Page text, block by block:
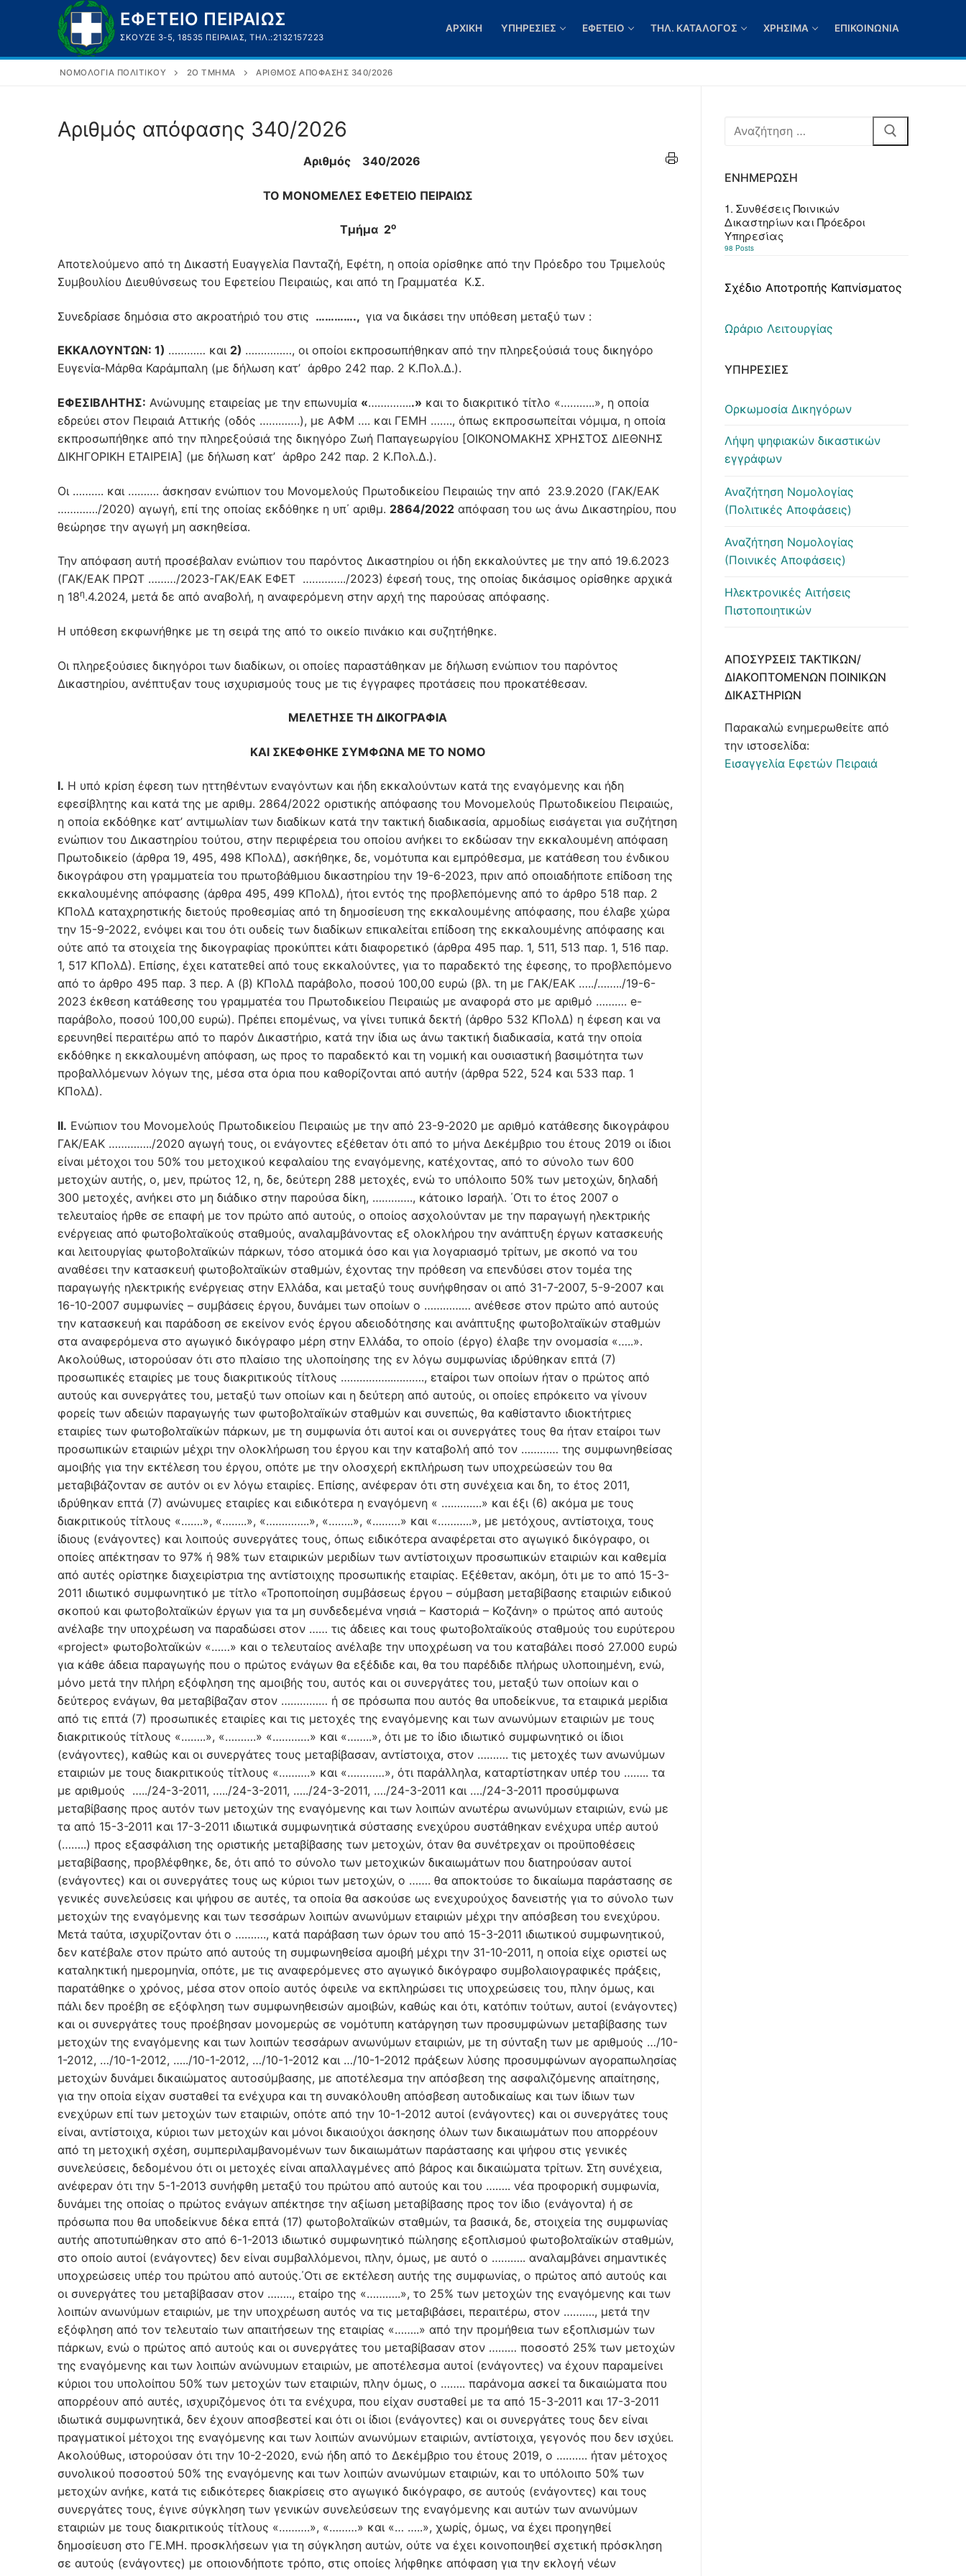
περιεχόμενο
ΕΦΕΤΕΙΟ ΠΕΙΡΑΙΩΣ
ΣΚΟΥΖΈ 3-5, 18535 ΠΕΙΡΑΙΆΣ, ΤΗΛ.:2132157223
ΑΡΧΙΚΉ ΥΠΗΡΕΣΊΕΣ ΕΦΕΤΕΊΟ ΤΗΛ. ΚΑΤΆΛΟΓΟΣ ΧΡΉΣΙΜΑ ΕΠΙΚΟΙΝΩΝΊΑ
ΝΟΜΟΛΟΓΊΑ ΠΟΛΙΤΙΚΟΎ 2Ο ΤΜΉΜΑ ΑΡΙΘΜΌΣ ΑΠΌΦΑΣΗΣ 340/2026
Αριθμός απόφασης 340/2026
Αριθμός 340/2026
ΤΟ ΜΟΝΟΜΕΛΕΣ ΕΦΕΤΕΙΟ ΠΕΙΡΑΙΩΣ
Τμήμα 2ο
Αποτελούμενο από τη Δικαστή Ευαγγελία Πανταζή, Εφέτη, η οποία ορίσθηκε από την Πρόεδρο του Τριμελούς
Συμβουλίου Διευθύνσεως του Εφετείου Πειραιώς, και από τη Γραμματέα K.Σ.
Συνεδρίασε δημόσια στο ακροατήριό του στις …………., για να δικάσει την υπόθεση μεταξύ των :
ΕΚΚΑΛΟΥΝΤΩΝ: 1) ………… και 2) ……………, οι οποίοι εκπροσωπήθηκαν από την πληρεξούσιά τους δικηγόρο
Ευγενία-Μάρθα Καράμπαλη (με δήλωση κατ’ άρθρο 242 παρ. 2 Κ.Πολ.Δ.).
ΕΦΕΣΙΒΛΗΤΗΣ: Ανώνυμης εταιρείας με την επωνυμία «…………...» και το διακριτικό τίτλο «………..», η οποία
εδρεύει στον Πειραιά Αττικής (οδός ………….), με ΑΦΜ …. και ΓΕΜΗ ……., όπως εκπροσωπείται νόμιμα, η οποία
εκπροσωπήθηκε από την πληρεξούσιά της δικηγόρο Ζωή Παπαγεωργίου [ΟΙΚΟΝΟΜΑΚΗΣ ΧΡΗΣΤΟΣ ΔΙΕΘΝΗΣ
ΔΙΚΗΓΟΡΙΚΗ ΕΤΑΙΡΕΙΑ] (με δήλωση κατ’ άρθρο 242 παρ. 2 Κ.Πολ.Δ.).
Οι ………. και ………. άσκησαν ενώπιον του Μονομελούς Πρωτοδικείου Πειραιώς την από 23.9.2020 (ΓΑΚ/ΕΑΚ
…………./2020) αγωγή, επί της οποίας εκδόθηκε η υπ΄ αριθμ. 2864/2022 απόφαση του ως άνω Δικαστηρίου, που
θεώρησε την αγωγή μη ασκηθείσα.
Την απόφαση αυτή προσέβαλαν ενώπιον του παρόντος Δικαστηρίου οι ήδη εκκαλούντες με την από 19.6.2023
(ΓΑΚ/ΕΑΚ ΠΡΩΤ ………/2023-ΓΑΚ/ΕΑΚ ΕΦΕΤ …………../2023) έφεσή τους, της οποίας δικάσιμος ορίσθηκε αρχικά
η 18η.4.2024, μετά δε από αναβολή, η αναφερόμενη στην αρχή της παρούσας απόφασης.
Η υπόθεση εκφωνήθηκε με τη σειρά της από το οικείο πινάκιο και συζητήθηκε.
Οι πληρεξούσιες δικηγόροι των διαδίκων, οι οποίες παραστάθηκαν με δήλωση ενώπιον του παρόντος
Δικαστηρίου, ανέπτυξαν τους ισχυρισμούς τους με τις έγγραφες προτάσεις που προκατέθεσαν.
ΜΕΛΕΤΗΣΕ ΤΗ ΔΙΚΟΓΡΑΦΙΑ
ΚΑΙ ΣΚΕΦΘΗΚΕ ΣΥΜΦΩΝΑ ΜΕ ΤΟ ΝΟΜΟ
Ι. Η υπό κρίση έφεση των ηττηθέντων εναγόντων και ήδη εκκαλούντων κατά της εναγόμενης και ήδη
εφεσίβλητης και κατά της με αριθμ. 2864/2022 οριστικής απόφασης του Μονομελούς Πρωτοδικείου Πειραιώς,
η οποία εκδόθηκε κατ’ αντιμωλίαν των διαδίκων κατά την τακτική διαδικασία, αρμοδίως εισάγεται για συζήτηση
ενώπιον του Δικαστηρίου τούτου, στην περιφέρεια του οποίου ανήκει το εκδώσαν την εκκαλουμένη απόφαση
Πρωτοδικείο (άρθρα 19, 495, 498 ΚΠολΔ), ασκήθηκε, δε, νομότυπα και εμπρόθεσμα, με κατάθεση του ένδικου
δικογράφου στη γραμματεία του πρωτοβάθμιου δικαστηρίου την 19-6-2023, πριν από οποιαδήποτε επίδοση της
εκκαλουμένης απόφασης (άρθρα 495, 499 ΚΠολΔ), ήτοι εντός της προβλεπόμενης από το άρθρο 518 παρ. 2
ΚΠολΔ καταχρηστικής διετούς προθεσμίας από τη δημοσίευση της εκκαλουμένης απόφασης, που έλαβε χώρα
την 15-9-2022, ενόψει και του ότι ουδείς των διαδίκων επικαλείται επίδοση της εκκαλουμένης απόφασης και
ούτε από τα στοιχεία της δικογραφίας προκύπτει κάτι διαφορετικό (άρθρα 495 παρ. 1, 511, 513 παρ. 1, 516 παρ.
1, 517 ΚΠολΔ). Επίσης, έχει κατατεθεί από τους εκκαλούντες, για το παραδεκτό της έφεσης, το προβλεπόμενο
από το άρθρο 495 παρ. 3 περ. Α (β) ΚΠολΔ παράβολο, ποσού 100,00 ευρώ (βλ. τη με ΓΑΚ/ΕΑΚ …../……../19-6-
2023 έκθεση κατάθεσης του γραμματέα του Πρωτοδικείου Πειραιώς με αναφορά στο με αριθμό ………. e-
παράβολο, ποσού 100,00 ευρώ). Πρέπει επομένως, να γίνει τυπικά δεκτή (άρθρο 532 ΚΠολΔ) η έφεση και να
ερευνηθεί περαιτέρω από το παρόν Δικαστήριο, κατά την ίδια ως άνω τακτική διαδικασία, κατά την οποία
εκδόθηκε η εκκαλουμένη απόφαση, ως προς το παραδεκτό και τη νομική και ουσιαστική βασιμότητα των
προβαλλόμενων λόγων της, μέσα στα όρια που καθορίζονται από αυτήν (άρθρα 522, 524 και 533 παρ. 1
ΚΠολΔ).
ΙΙ. Ενώπιον του Μονομελούς Πρωτοδικείου Πειραιώς με την από 23-9-2020 με αριθμό κατάθεσης δικογράφου ΓΑΚ/ΕΑΚ …………../2020 αγωγή τους, οι ενάγοντες εξέθεταν ότι από το μήνα Δεκέμβριο του έτους 2019 οι ίδιοι είναι μέτοχοι του 50% του μετοχικού κεφαλαίου της εναγόμενης, κατέχοντας, από το σύνολο των 600 μετοχών αυτής, ο, μεν, πρώτος 12, η, δε, δεύτερη 288 μετοχές, ενώ το υπόλοιπο 50% των μετοχών, δηλαδή 300 μετοχές, ανήκει στο μη διάδικο στην παρούσα δίκη, …………., κάτοικο Ισραήλ. ΄Οτι το έτος 2007 ο τελευταίος ήρθε σε επαφή με τον πρώτο από αυτούς, ο οποίος ασχολούνταν με την παραγωγή ηλεκτρικής ενέργειας από φωτοβολταϊκούς σταθμούς, αναλαμβάνοντας εξ ολοκλήρου την ανάπτυξη έργων κατασκευής και λειτουργίας φωτοβολταϊκών πάρκων, τόσο ατομικά όσο και για λογαριασμό τρίτων, με σκοπό να του αναθέσει την κατασκευή φωτοβολταϊκών σταθμών, έχοντας την πρόθεση να επενδύσει στον τομέα της παραγωγής ηλεκτρικής ενέργειας στην Ελλάδα, και μεταξύ τους συνήφθησαν οι από 31-7-2007, 5-9-2007 και 16-10-2007 συμφωνίες – συμβάσεις έργου, δυνάμει των οποίων ο …………… ανέθεσε στον πρώτο από αυτούς την κατασκευή και παράδοση σε εκείνον ενός έργου αδειοδότησης και ανάπτυξης φωτοβολταϊκών σταθμών στα αναφερόμενα στο αγωγικό δικόγραφο μέρη στην Ελλάδα, το οποίο (έργο) έλαβε την ονομασία «…..». Ακολούθως, ιστορούσαν ότι στο πλαίσιο της υλοποίησης της εν λόγω συμφωνίας ιδρύθηκαν επτά (7) προσωπικές εταιρίες με τους διακριτικούς τίτλους ……………..………., εταίροι των οποίων ήταν ο πρώτος από αυτούς και συνεργάτες του, μεταξύ των οποίων και η δεύτερη από αυτούς, οι οποίες επρόκειτο να γίνουν φορείς των αδειών παραγωγής των φωτοβολταïκών σταθμών και συνεπώς, θα καθίσταντο ιδιοκτήτριες εταιρίες των φωτοβολταϊκών πάρκων, με τη συμφωνία ότι αυτοί και οι συνεργάτες τους θα ήταν εταίροι των προσωπικών εταιριών μέχρι την ολοκλήρωση του έργου και την καταβολή από τον ………… της συμφωνηθείσας αμοιβής για την εκτέλεση του έργου, οπότε με την ολοσχερή εκπλήρωση των υποχρεώσεών του θα μεταβιβάζονταν σε αυτόν οι εν λόγω εταιρίες. Επίσης, ανέφεραν ότι στη συνέχεια και δη, το έτος 2011, ιδρύθηκαν επτά (7) ανώνυμες εταιρίες και ειδικότερα η εναγόμενη « ………….» και έξι (6) ακόμα με τους διακριτικούς τίτλους «…….», «……..», «…………..», «……..», «………» και «………..», με μετόχους, αντίστοιχα, τους ίδιους (ενάγοντες) και λοιπούς συνεργάτες τους, όπως ειδικότερα αναφέρεται στο αγωγικό δικόγραφο, οι οποίες απέκτησαν το 97% ή 98% των εταιρικών μεριδίων των αντίστοιχων προσωπικών εταιριών και καθεμία από αυτές ορίστηκε διαχειρίστρια της αντίστοιχης προσωπικής εταιρίας. Εξέθεταν, ακόμη, ότι με το από 15-3-2011 ιδιωτικό συμφωνητικό με τίτλο «Τροποποίηση συμβάσεως έργου – σύμβαση μεταβίβασης εταιριών ειδικού σκοπού και φωτοβολταϊκών έργων για τα μη συνδεδεμένα νησιά – Καστοριά – Κοζάνη» ο πρώτος από αυτούς ανέλαβε την υποχρέωση να παραδώσει στον …… τις άδειες και τους φωτοβολταϊκούς σταθμούς του ευρύτερου «project» φωτοβολταϊκών «……» και ο τελευταίος ανέλαβε την υποχρέωση να του καταβάλει ποσό 27.000 ευρώ για κάθε άδεια παραγωγής που ο πρώτος ενάγων θα εξέδιδε και, θα του παρέδιδε πλήρως υλοποιημένη, ενώ, μόνο μετά την πλήρη εξόφληση της αμοιβής του, αυτός και οι συνεργάτες του, μεταξύ των οποίων και ο δεύτερος ενάγων, θα μεταβίβαζαν στον …………… ή σε πρόσωπα που αυτός θα υποδείκνυε, τα εταιρικά μερίδια από τις επτά (7) προσωπικές εταιρίες και τις μετοχές της εναγόμενης και των ανωνύμων εταιριών με τους διακριτικούς τίτλους «……..», «……….» «…………» και «……..», ότι με το ίδιο ιδιωτικό συμφωνητικό οι ίδιοι (ενάγοντες), καθώς και οι συνεργάτες τους μεταβίβασαν, αντίστοιχα, στον ………. τις μετοχές των ανωνύμων εταιριών με τους διακριτικούς τίτλους «……….» και «…………», ότι παράλληλα, καταρτίστηκαν υπέρ του …….. τα με αριθμούς …../24-3-2011, …../24-3-2011, …../24-3-2011, …./24-3-2011 και …./24-3-2011 προσύμφωνα μεταβίβασης προς αυτόν των μετοχών της εναγόμενης και των λοιπών ανωτέρω ανωνύμων εταιριών, ενώ με τα από 15-3-2011 και 17-3-2011 ιδιωτικά συμφωνητικά σύστασης ενεχύρου συστάθηκαν ενέχυρα υπέρ αυτού (……..) προς εξασφάλιση της οριστικής μεταβίβασης των μετοχών, όταν θα συνέτρεχαν οι προϋποθέσεις μεταβίβασης, προβλέφθηκε, δε, ότι από το σύνολο των μετοχικών δικαιωμάτων που διατηρούσαν αυτοί (ενάγοντες) και οι συνεργάτες τους ως κύριοι των μετοχών, ο ……. θα αποκτούσε το δικαίωμα παράστασης σε γενικές συνελεύσεις και ψήφου σε αυτές, τα οποία θα ασκούσε ως ενεχυρούχος δανειστής για το σύνολο των μετοχών της εναγόμενης και των τεσσάρων λοιπών ανωνύμων εταιριών μέχρι την απόσβεση του ενεχύρου. Μετά ταύτα, ισχυρίζονταν ότι ο ………., κατά παράβαση των όρων του από 15-3-2011 ιδιωτικού συμφωνητικού, δεν κατέβαλε στον πρώτο από αυτούς τη συμφωνηθείσα αμοιβή μέχρι την 31-10-2011, η οποία είχε οριστεί ως καταληκτική ημερομηνία, οπότε, με τις αναφερόμενες στο αγωγικό δικόγραφο συμβολαιογραφικές πράξεις, παρατάθηκε ο χρόνος, μέσα στον οποίο αυτός όφειλε να εκπληρώσει τις υποχρεώσεις του, πλην όμως, και πάλι δεν προέβη σε εξόφληση των συμφωνηθεισών αμοιβών, καθώς και ότι, κατόπιν τούτων, αυτοί (ενάγοντες) και οι συνεργάτες τους προέβησαν μονομερώς σε νομότυπη κατάργηση των προσυμφώνων μεταβίβασης των μετοχών της εναγόμενης και των λοιπών τεσσάρων ανωνύμων εταιριών, με τη σύνταξη των με αριθμούς …/10-1-2012, …/10-1-2012, …../10-1-2012, …/10-1-2012 και …/10-1-2012 πράξεων λύσης προσυμφώνων αγοραπωλησίας μετοχών δυνάμει δικαιώματος αυτοσύμβασης, με αποτέλεσμα την απόσβεση της ασφαλιζόμενης απαίτησης, για την οποία είχαν συσταθεί τα ενέχυρα και τη συνακόλουθη απόσβεση αυτοδικαίως και των ίδιων των ενεχύρων επί των μετοχών των εταιριών, οπότε από την 10-1-2012 αυτοί (ενάγοντες) και οι συνεργάτες τους είναι, αντίστοιχα, κύριοι των μετοχών και μόνοι δικαιούχοι άσκησης όλων των δικαιωμάτων που απορρέουν από τη μετοχική σχέση, συμπεριλαμβανομένων των δικαιωμάτων παράστασης και ψήφου στις γενικές συνελεύσεις, δεδομένου ότι οι μετοχές είναι απαλλαγμένες από βάρος και δικαιώματα τρίτων. Στη συνέχεια, ανέφεραν ότι την 5-1-2013 συνήφθη μεταξύ του πρώτου από αυτούς και του …….. νέα προφορική συμφωνία, δυνάμει της οποίας ο πρώτος ενάγων απέκτησε την αξίωση μεταβίβασης προς τον ίδιο (ενάγοντα) ή σε πρόσωπα που θα υποδείκνυε δέκα επτά (17) φωτοβολταϊκών σταθμών, τα βασικά, δε, στοιχεία της συμφωνίας αυτής αποτυπώθηκαν στο από 6-1-2013 ιδιωτικό συμφωνητικό πώλησης εξοπλισμού φωτοβολταϊκών σταθμών, στο οποίο αυτοί (ενάγοντες) δεν είναι συμβαλλόμενοι, πλην, όμως, με αυτό ο ……….. αναλαμβάνει σημαντικές υποχρεώσεις υπέρ του πρώτου από αυτούς.΄Οτι σε εκτέλεση αυτής της συμφωνίας, ο πρώτος από αυτούς και οι συνεργάτες του μεταβίβασαν στον …….., εταίρο της «………..», το 25% των μετοχών της εναγόμενης και των λοιπών ανωνύμων εταιριών, με την υποχρέωση αυτός να τις μεταβιβάσει, περαιτέρω, στον ………., μετά την εξόφληση από τον τελευταίο των απαιτήσεων της εταιρίας «……..» από την προμήθεια των εξοπλισμών των πάρκων, ενώ ο πρώτος από αυτούς και οι συνεργάτες του μεταβίβασαν στον ……… ποσοστό 25% των μετοχών της εναγόμενης και των λοιπών ανώνυμων εταιριών, με αποτέλεσμα αυτοί (ενάγοντες) να έχουν παραμείνει κύριοι του υπολοίπου 50% των μετοχών των εταιριών, πλην όμως, ο …….. παράνομα ασκεί τα δικαιώματα που απορρέουν από αυτές, ισχυριζόμενος ότι τα ενέχυρα, που είχαν συσταθεί με τα από 15-3-2011 και 17-3-2011 ιδιωτικά συμφωνητικά, δεν έχουν αποσβεστεί και ότι οι ίδιοι (ενάγοντες) και οι συνεργάτες τους δεν είναι πραγματικοί μέτοχοι της εναγόμενης και των λοιπών ανωνύμων εταιριών, αντίστοιχα, γεγονός που δεν ισχύει. Ακολούθως, ιστορούσαν ότι την 10-2-2020, ενώ ήδη από το Δεκέμβριο του έτους 2019, ο ………. ήταν μέτοχος συνολικού ποσοστού 50% της εναγόμενης και των λοιπών ανωνύμων εταιριών, και το υπόλοιπο 50% των μετοχών ανήκε, κατά τις ειδικότερες διακρίσεις στο αγωγικό δικόγραφο, σε αυτούς (ενάγοντες) και τους συνεργάτες τους, έγινε σύγκληση των γενικών συνελεύσεων της εναγόμενης και αυτών των ανωνύμων εταιριών με τους διακριτικούς τίτλους «……….», «………» και «… …..», χωρίς, όμως, να έχει προηγηθεί δημοσίευση στο ΓΕ.ΜΗ. προσκλήσεων για τη σύγκληση αυτών, ούτε να έχει κοινοποιηθεί σχετική πρόσκληση σε αυτούς (ενάγοντες) με οποιονδήποτε τρόπο, στις οποίες λήφθηκε απόφαση για την εκλογή νέων διοικητικών συμβουλίων αυτών των εταιριών, αντίστοιχα, ενώ την 11-2-2020 πραγματοποιήθηκαν συνεδριάσεις του διοικητικού συμβουλίου της εναγόμενης και αυτών των λοιπών τριών ανωνύμων εταιριών για τη συγκρότηση αυτών σε σώμα, οι σχετικές, δε, αποφάσεις των εταιρικών οργάνων δημοσιεύτηκαν στο ΓΕ.ΜΗ. την 17-2-2020, ενώ αυτοί (ενάγοντες) με τις από 15-9-2020 εξώδικες δηλώσεις – διαμαρτυρίες τους έχουν αιτηθεί να λάβουν αντίγραφα των επίμαχων πρακτικών των γενικών συνελεύσεων και των αποφάσεων των διοικητικών συμβουλίων, πλην όμως μέχρι και την άσκηση της αγωγής δεν έχουν λάβει αντίγραφα αυτών, αν και ως μέτοχοι έχουν το σχετικό δικαίωμα.΄Οτι η γενική συνέλευση της εναγόμενης (και των λοιπών τριών ανωνύμων εταιριών) την 10-2-2020 παρουσιάστηκε ως αυτόκλητη και δήθεν καθολική, καθόσον ουδέποτε δημοσιεύτηκε στο ΓΕ.ΜΗ. κάποια πρόσκληση ούτε κοινοποιήθηκε τέτοια σε αυτούς με κάποιον άλλο τρόπο, δεδομένου ότι ο ………. προέβη σε πραγματοποίηση καθολικής γενικής συνέλευσης ασκώντας δικαιώματα ψήφου και από τις δικές τους μετοχές, επικαλούμενος τους όρους της σχετικής σύμβασης ενεχύρου, το οποίο όμως, έχει καταργηθεί, με αποτέλεσμα να μην υφίσταται σύγκληση της γενικής συνέλευσης και η σχετική απόφασή της να είναι άκυρη κατ’ άρθρο 138 Ν. 4548/2018.΄Οτι επικουρικά, ακόμη και εάν υποτεθεί ότι υπήρξε σύγκληση της γενικής συνέλευσης της εναγόμενης (και των λοιπών τριών ανωνύμων εταιριών), πλην όμως, κατά τρόπο που δεν πληροί τις προϋποθέσεις του νόμου, τότε το ίδιο ανωτέρω ελάττωμα, δηλαδή η απουσία δημοσίευσης της πρόσκλησης στο ΓΕ.ΜΗ., συνιστά λόγο ακυρωσίας της απόφασης που λήφθηκε από αυτήν κατ’ άρθρο 137 παρ. 1 Ν. 4548/2018. Ότι στη γενική συνέλευση της εναγόμενης (και των λοιπών τριών ανωνύμων εταιριών), η οποία συγκλήθηκε ως καθολική χωρίς πρόσκληση, δεν παραστάθηκε το 100% του μετοχικού κεφαλαίου, καθόσον οι ίδιοι (ενάγοντες), που κατείχαν το 50% των μετοχών με δικαίωμα ψήφου και θα
Αναζήτηση
ΕΝΗΜΈΡΩΣΗ
1. Συνθέσεις Ποινικών
Δικαστηρίων και Πρόεδροι
Υπηρεσίας
98 Posts
Σχέδιο Αποτροπής Καπνίσματος
Ωράριο Λειτουργίας
ΥΠΗΡΕΣΊΕΣ
Ορκωμοσία Δικηγόρων
Λήψη ψηφιακών δικαστικών
εγγράφων
Αναζήτηση Νομολογίας
(Πολιτικές Αποφάσεις)
Αναζήτηση Νομολογίας
(Ποινικές Αποφάσεις)
Ηλεκτρονικές Αιτήσεις
Πιστοποιητικών
ΑΠΟΣΎΡΣΕΙΣ ΤΑΚΤΙΚΏΝ/
ΔΙΑΚΟΠΤΌΜΕΝΩΝ ΠΟΙΝΙΚΏΝ
ΔΙΚΑΣΤΗΡΊΩΝ
Παρακαλώ ενημερωθείτε από
την ιστοσελίδα:
Εισαγγελία Εφετών Πειραιά